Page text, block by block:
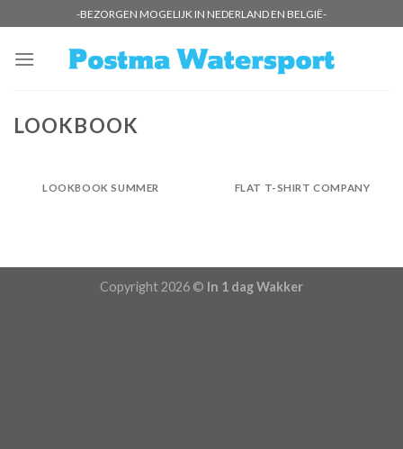
to
content
-BEZORGEN MOGELIJK IN NEDERLAND EN BELGIË-
LOOKBOOK
LOOKBOOK SUMMER FLAT T-SHIRT COMPANY
Copyright 2026 © In 1 dag Wakker